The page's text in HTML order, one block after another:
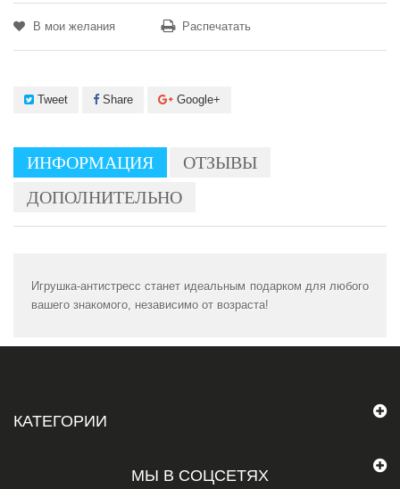
В мои желания Распечатать
Tweet Share Google+
ИНФОРМАЦИЯ
ОТЗЫВЫ
ДОПОЛНИТЕЛЬНО
Игрушка-антистресс станет идеальным подарком для любого
вашего знакомого, независимо от возраста!
КАТЕГОРИИ
МЫ В СОЦСЕТЯХ